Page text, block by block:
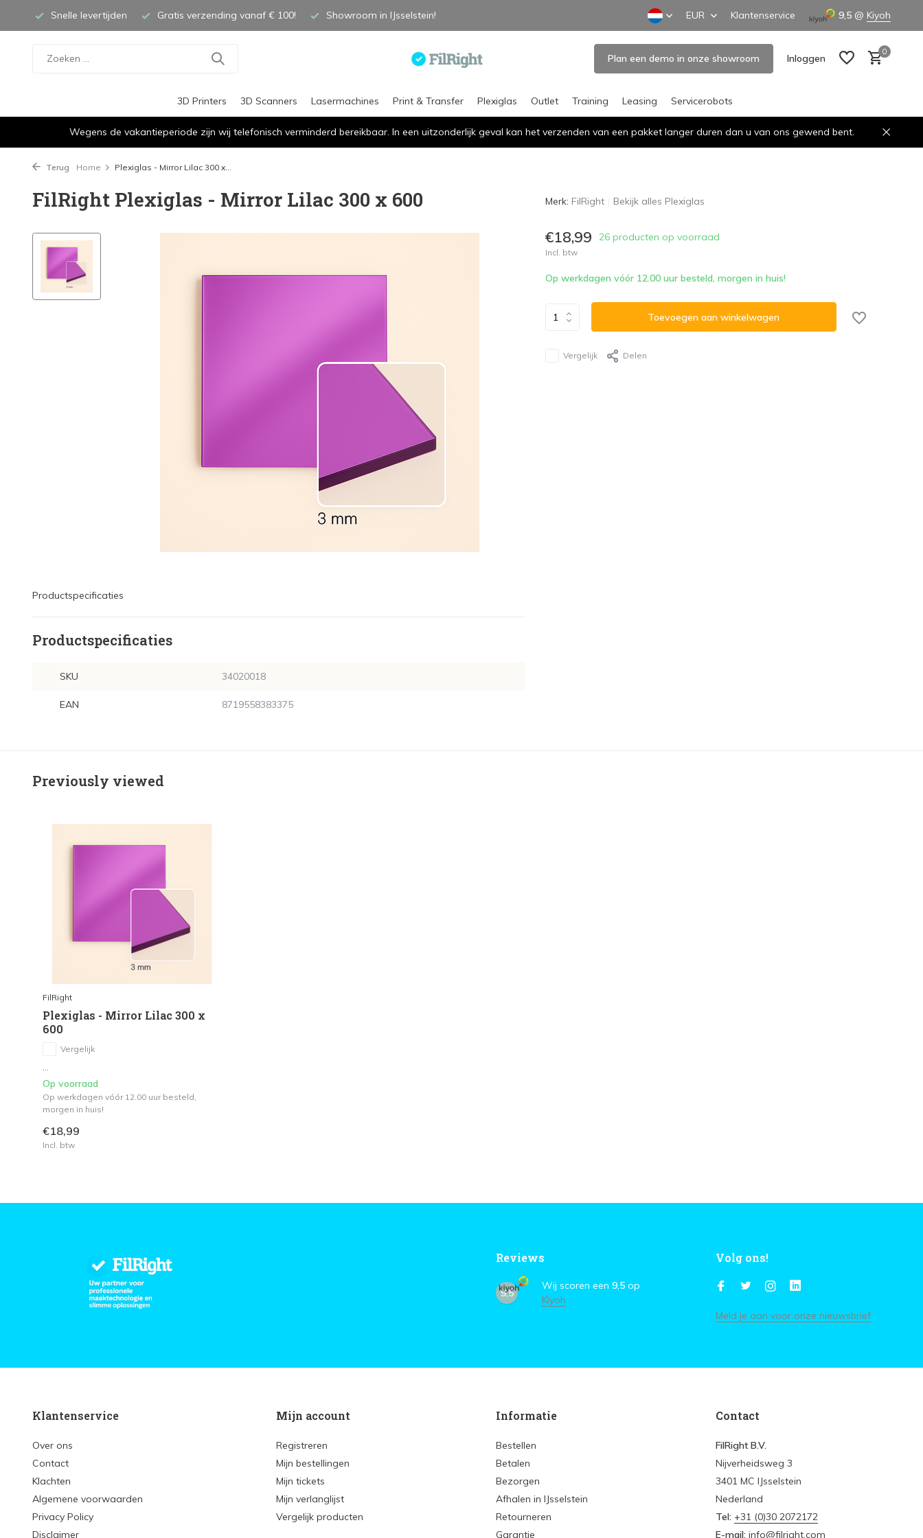
Snelle levertijden Gratis verzending vanaf € 100! Showroom in IJsselstein! EUR Klantenservice 9,5 @ Kiyoh
Plan een demo in onze showroom Inloggen
0
3D Printers 3D Scanners Lasermachines Print & Transfer Plexiglas Outlet Training Leasing Servicerobots
Wegens de vakantieperiode zijn wij telefonisch verminderd bereikbaar. In een uitzonderlijk geval kan het verzenden van een pakket langer duren dan u van ons gewend bent.
Terug Home Plexiglas - Mirror Lilac 300 x...
FilRight Plexiglas - Mirror Lilac 300 x 600
Productspecificaties
Productspecificaties
SKU 34020018
EAN 8719558383375
Merk: FilRight Bekijk alles Plexiglas
€18,99 26 producten op voorraad
Incl. btw
Op werkdagen vóór 12.00 uur besteld, morgen in huis!
Toevoegen aan winkelwagen
Vergelijk Delen
Previously viewed
FilRight
Plexiglas - Mirror Lilac 300 x
600
Vergelijk
Op voorraad
Op werkdagen vóór 12.00 uur besteld,
morgen in huis!
€18,99
Incl. btw
Reviews
9,5
Wij scoren een 9,5 op
Kiyoh
Volg ons!
Meld je aan voor onze nieuwsbrief
Klantenservice
Over ons
Contact
Klachten
Algemene voorwaarden
Privacy Policy
Disclaimer
Mijn account
Registreren
Mijn bestellingen
Mijn tickets
Mijn verlanglijst
Vergelijk producten
Informatie
Bestellen
Betalen
Bezorgen
Afhalen in IJsselstein
Retourneren
Garantie
Contact
FilRight B.V.
Nijverheidsweg 3
3401 MC IJsselstein
Nederland
Tel: +31 (0)30 2072172
E-mail: info@filright.com